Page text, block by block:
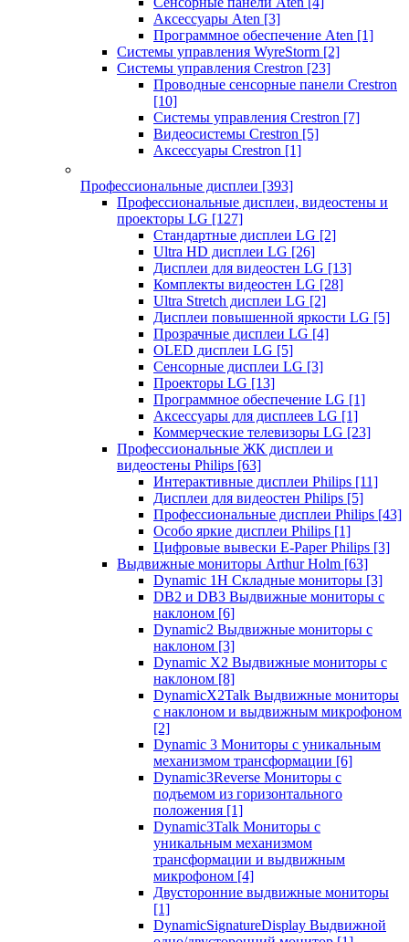
Аксессуары Aten [3]
Программное обеспечение Aten [1]
Системы управления WyreStorm [2]
Системы управления Crestron [23]
Проводные сенсорные панели Crestron
[10]
Системы управления Crestron [7]
Видеосистемы Crestron [5]
Аксессуары Crestron [1]
Профессиональные дисплеи [393]
Профессиональные дисплеи, видеостены и
проекторы LG [127]
Стандартные дисплеи LG [2]
Ultra HD дисплеи LG [26]
Дисплеи для видеостен LG [13]
Комплекты видеостен LG [28]
Ultra Stretch дисплеи LG [2]
Дисплеи повышенной яркости LG [5]
Прозрачные дисплеи LG [4]
OLED дисплеи LG [5]
Сенсорные дисплеи LG [3]
Проекторы LG [13]
Программное обеспечение LG [1]
Аксессуары для дисплеев LG [1]
Коммерческие телевизоры LG [23]
Профессиональные ЖК дисплеи и
видеостены Philips [63]
Интерактивные дисплеи Philips [11]
Дисплеи для видеостен Philips [5]
Профессиональные дисплеи Philips [43]
Особо яркие дисплеи Philips [1]
Цифровые вывески E-Paper Philips [3]
Выдвижные мониторы Arthur Holm [63]
Dynamic 1Н Складные мониторы [3]
DB2 и DB3 Выдвижные мониторы с
наклоном [6]
Dynamic2 Выдвижные мониторы с
наклоном [3]
Dynamic X2 Выдвижные мониторы с
наклоном [8]
DynamicX2Talk Выдвижные мониторы
с наклоном и выдвижным микрофоном
[2]
Dynamic 3 Мониторы с уникальным
механизмом трансформации [6]
Dynamic3Reverse Мониторы с
подъемом из горизонтального
положения [1]
Dynamic3Talk Мониторы с
уникальным механизмом
трансформации и выдвижным
микрофоном [4]
Двусторонние выдвижные мониторы
[1]
DynamicSignatureDisplay Выдвижной